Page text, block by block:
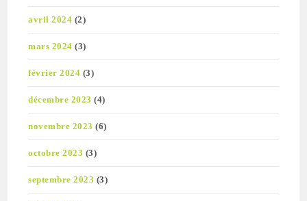
avril 2024 (2)
mars 2024 (3)
février 2024 (3)
décembre 2023 (4)
novembre 2023 (6)
octobre 2023 (3)
septembre 2023 (3)